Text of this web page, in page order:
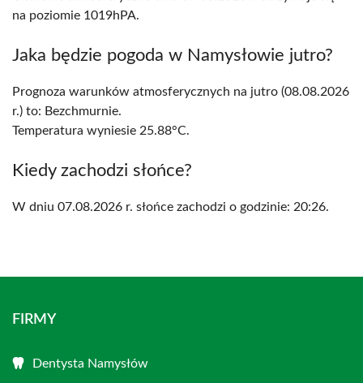
na poziomie 1019hPA.
Jaka będzie pogoda w Namysłowie jutro?
Prognoza warunków atmosferycznych na jutro (08.08.2026
r.) to: Bezchmurnie.
Temperatura wyniesie 25.88°C.
Kiedy zachodzi słońce?
W dniu 07.08.2026 r. słońce zachodzi o godzinie: 20:26.
FIRMY
Dentysta Namysłów